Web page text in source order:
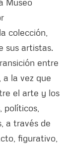
Museo
colección,
sus artistas.
entre
la vez que
el arte y los
políticos,
a través de
figurativo,